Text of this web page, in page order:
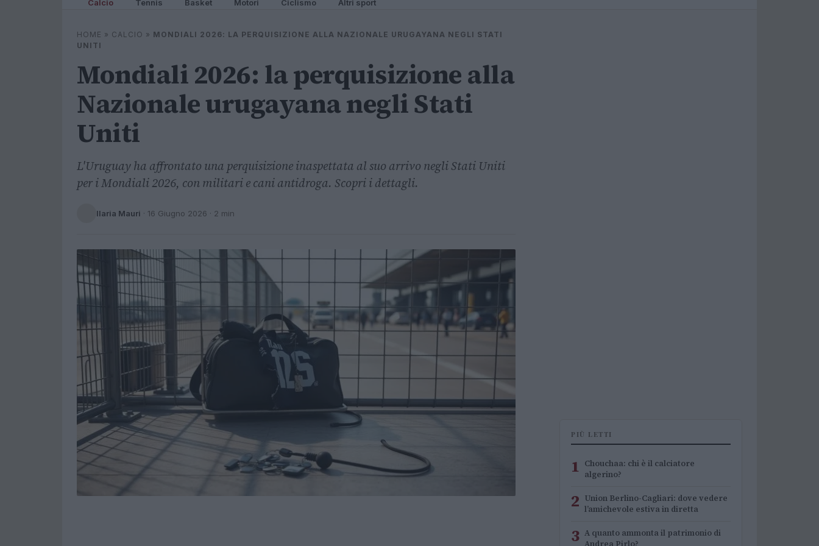
Calcio Tennis Basket Motori Ciclismo Altri sport
HOME » CALCIO » MONDIALI 2026: LA PERQUISIZIONE ALLA NAZIONALE URUGAYANA NEGLI STATI
UNITI
Mondiali 2026: la perquisizione alla
Nazionale urugayana negli Stati
Uniti
L'Uruguay ha affrontato una perquisizione inaspettata al suo arrivo negli Stati Uniti
per i Mondiali 2026, con militari e cani antidroga. Scopri i dettagli.
Ilaria Mauri · 16 Giugno 2026 · 2 min
PIÙ LETTI
1 Chouchaa: chi è il calciatore
algerino?
2 Union Berlino-Cagliari: dove vedere
l’amichevole estiva in diretta
3 A quanto ammonta il patrimonio di
Andrea Pirlo?